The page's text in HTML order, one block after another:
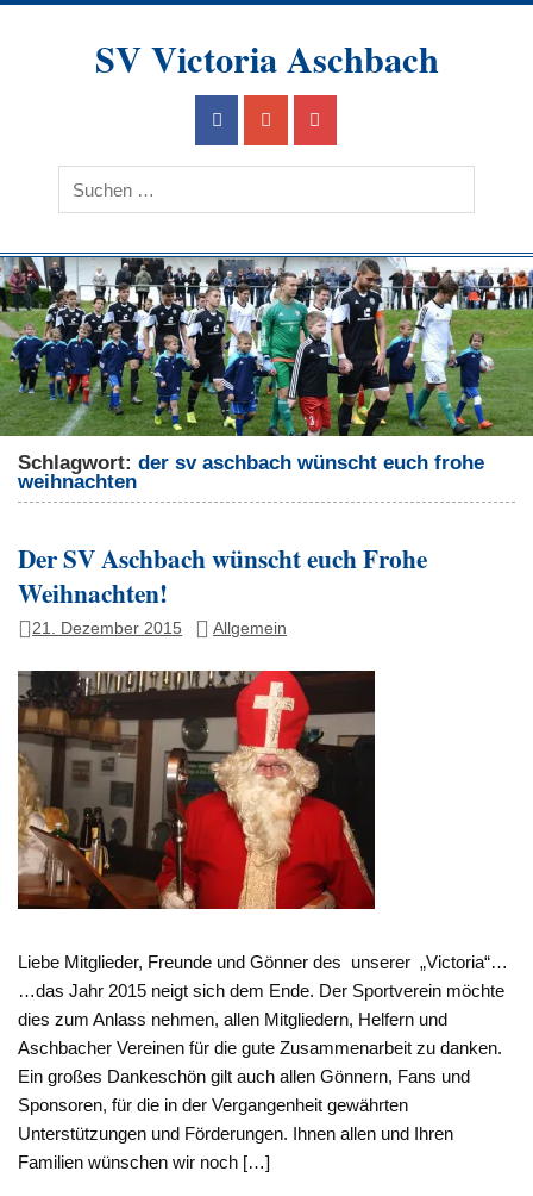
Skip
SV Victoria Aschbach
Ein Verein im Herzen des Saarlandes
Schlagwort:der sv aschbach wünscht euch frohe
weihnachten
Der SV Aschbach wünscht euch Frohe
Weihnachten!
21. Dezember 2015 Allgemein
Liebe Mitglieder, Freunde und Gönner des unserer „Victoria“…
…das Jahr 2015 neigt sich dem Ende. Der Sportverein möchte
dies zum Anlass nehmen, allen Mitgliedern, Helfern und
Aschbacher Vereinen für die gute Zusammenarbeit zu danken.
Ein großes Dankeschön gilt auch allen Gönnern, Fans und
Sponsoren, für die in der Vergangenheit gewährten
Unterstützungen und Förderungen. Ihnen allen und Ihren
Familien wünschen wir noch […]